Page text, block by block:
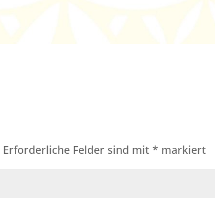
Erforderliche Felder sind mit* markiert